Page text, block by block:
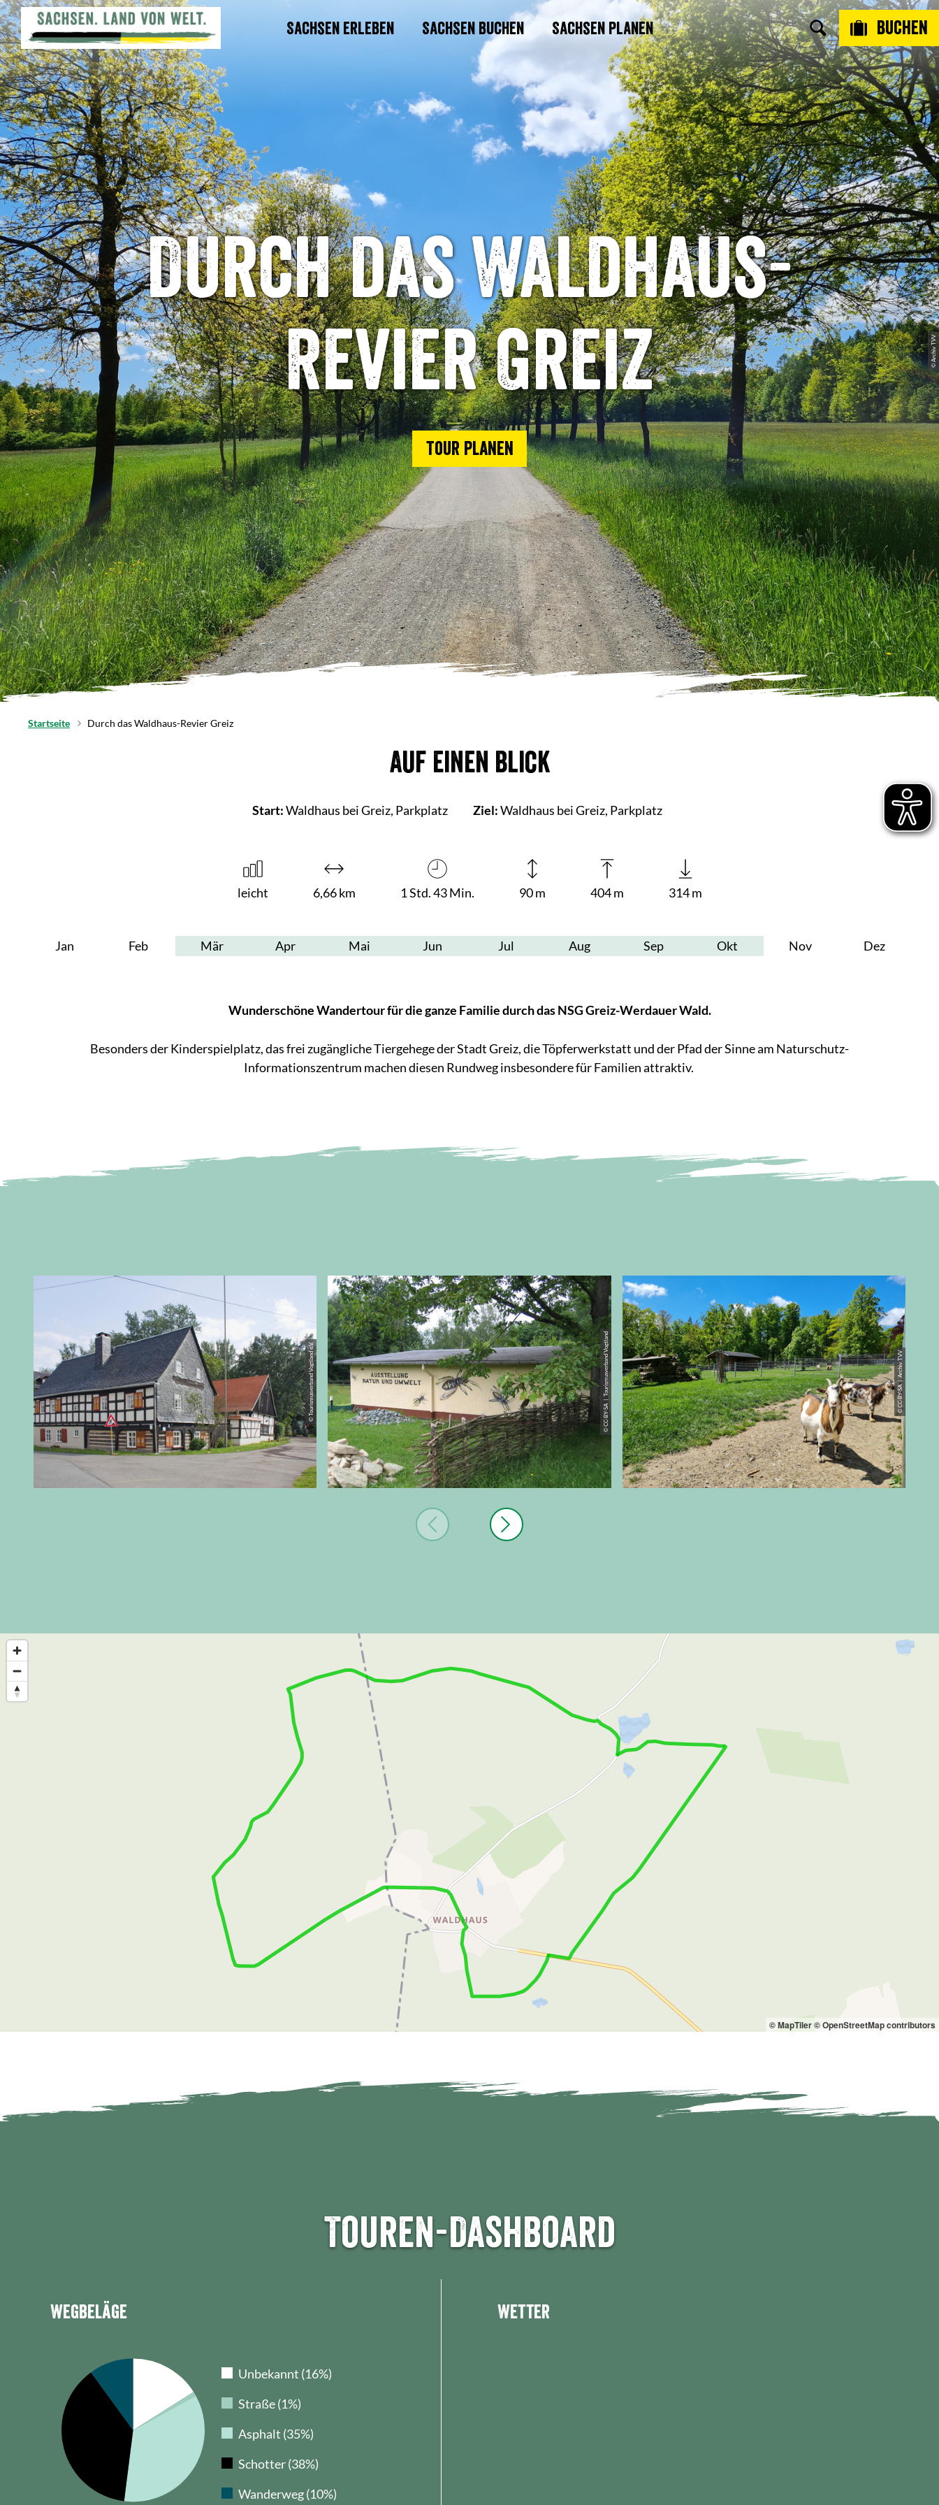
Sachsen erleben Sachsen buchen Sachsen planen Buchen
© Archiv TVV
Durch das Waldhaus-
Revier Greiz
Tour planen
Startseite Durch das Waldhaus-Revier Greiz
Auf einen Blick
Start:Waldhaus bei Greiz, Parkplatz Ziel:Waldhaus bei Greiz, Parkplatz
leicht 6,66 km 1 Std. 43 Min. 90 m 404 m 314 m
Jan Feb Mär Apr Mai Jun Jul Aug Sep Okt Nov Dez
Wunderschöne Wandertour für die ganze Familie durch das NSG Greiz-Werdauer Wald.
Besonders der Kinderspielplatz, das frei zugängliche Tiergehege der Stadt Greiz, die Töpferwerkstatt und der Pfad der Sinne am Naturschutz-
Informationszentrum machen diesen Rundweg insbesondere für Familien attraktiv.
© Tourismusverband Vogtland e.V. © CC-BY-SA | Tourismusverband Vogtland © CC-BY-SA | Archiv TVV
© MapTiler© OpenStreetMap contributors
Touren-Dashboard
Wegbeläge
Unbekannt (16%)
Straße (1%)
Asphalt (35%)
Schotter (38%)
Wanderweg (10%)
Wetter